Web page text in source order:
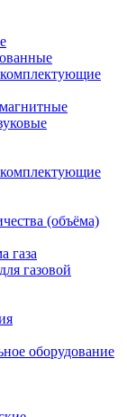
(объёма)
газа
газовой
оборудование